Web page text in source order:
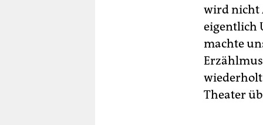
wird nicht
eigentlich
machte
Theater